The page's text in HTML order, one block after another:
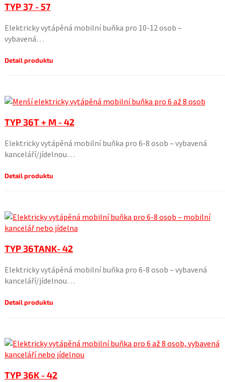
TYP 37 - 57
Elektricky vytápěná mobilní buňka pro 10-12 osob –
vybavená…
Detail produktu
TYP 36T + M - 42
Elektricky vytápěná mobilní buňka pro 6-8 osob – vybavená
kanceláří/jídelnou…
Detail produktu
TYP 36TANK- 42
Elektricky vytápěná mobilní buňka pro 6-8 osob – vybavená
kanceláří/jídelnou…
Detail produktu
TYP 36K - 42